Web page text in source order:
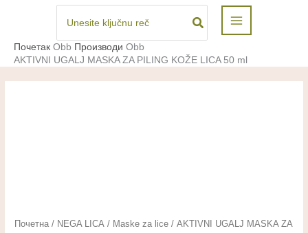
садржај
for:
Почетак
Производи
AKTIVNI UGALJ MASKA ZA PILING KOŽE LICA 50 ml
Почетна / NEGA LICA / Maske za lice / AKTIVNI UGALJ MASKA ZA
AKTIVNI